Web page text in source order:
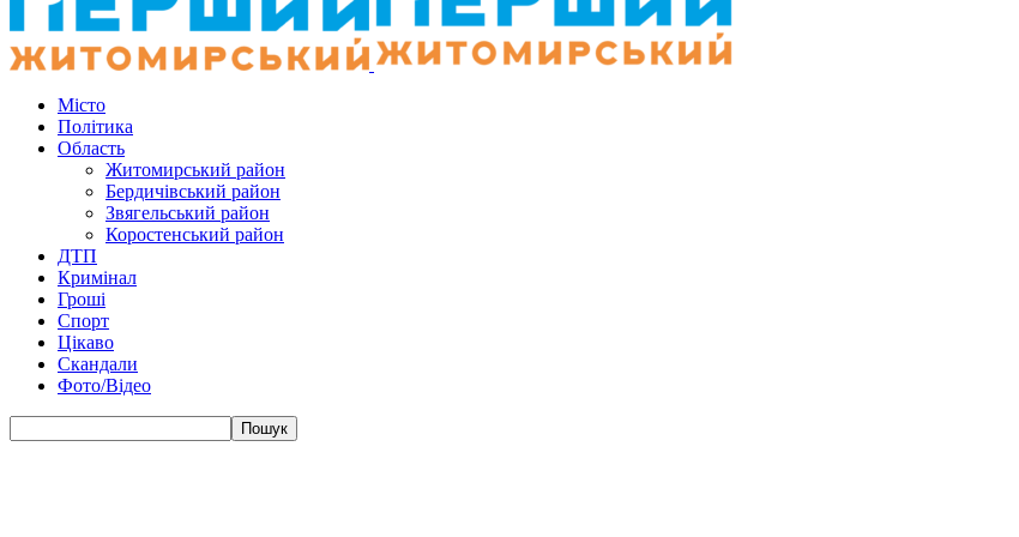
Місто
Політика
Область
Житомирський район
Бердичівський район
Звягельський район
Коростенський район
ДТП
Кримінал
Гроші
Спорт
Цікаво
Скандали
Фото/Відео